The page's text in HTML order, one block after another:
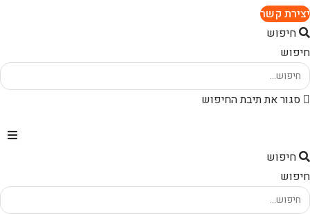
יצירת קשר
חיפוש
חיפוש
סגור את תיבת החיפוש
חיפוש
חיפוש